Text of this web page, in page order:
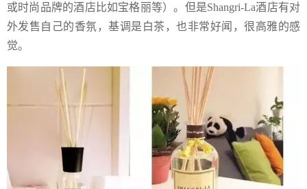
或时尚品牌的酒店比如宝格丽等）。但是Shangri-La酒店有对
外发售自己的香氛，基调是白茶，也非常好闻，很高雅的感
觉。